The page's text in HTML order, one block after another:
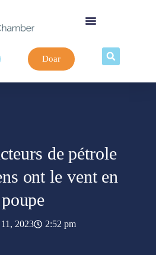
Doar
de pétrole
ont le vent en
poupe
2023 2:52 pm